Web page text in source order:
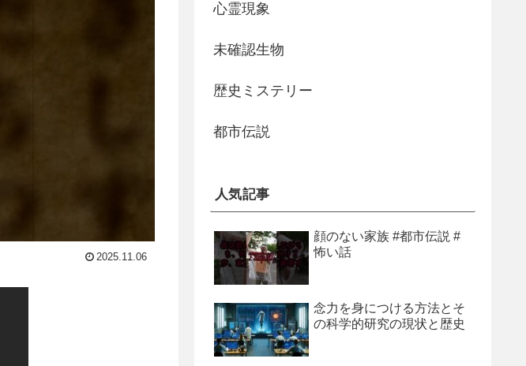
2025.11.06
心霊現象
未確認生物
歴史ミステリー
都市伝説
人気記事
顔のない家族 #都市伝説 #
怖い話
念力を身につける方法とそ
の科学的研究の現状と歴史